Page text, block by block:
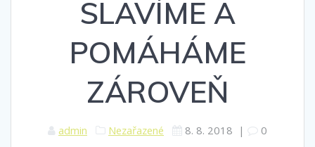
SLAVÍME A
POMÁHÁME
ZÁROVEŇ
admin Nezařazené 8. 8. 2018 | 0